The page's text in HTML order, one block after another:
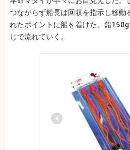
つながらず船長は回収を指示し移動
れたポイントに船を着けた。鉛
じで流れていく。